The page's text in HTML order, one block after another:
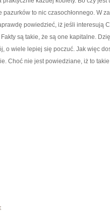
pazurków to nic czasochłonnego. W
powiedzieć, iż jeśli interesują
są takie, że są one kapitalne.
o wiele lepiej się poczuć. Jak więc
Choć nie jest powiedziane, iż to